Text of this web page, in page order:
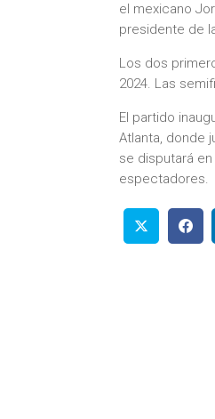
el mexicano
presidente de
Los dos
2024. Las
El partido
Atlanta, donde
se disputará
espectadores.